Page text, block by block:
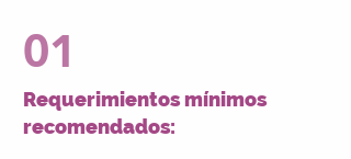
01
Requerimientos mínimos
recomendados: